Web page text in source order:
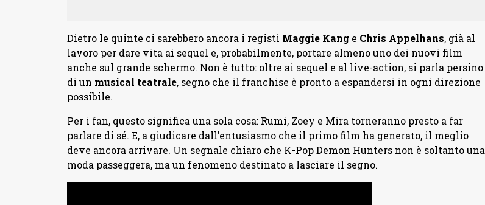
Dietro le quinte ci sarebbero ancora i registi Maggie Kange Chris Appelhans, già al
lavoro per dare vita ai sequel e, probabilmente, portare almeno uno dei nuovi film
anche sul grande schermo. Non è tutto: oltre ai sequel e al live-action, si parla persino
di un musical teatrale, segno che il franchise è pronto a espandersi in ogni direzione
possibile.
Per i fan, questo significa una sola cosa: Rumi, Zoey e Mira torneranno presto a far
parlare di sé. E, a giudicare dall’entusiasmo che il primo film ha generato, il meglio
deve ancora arrivare. Un segnale chiaro che K-Pop Demon Hunters non è soltanto una
moda passeggera, ma un fenomeno destinato a lasciare il segno.